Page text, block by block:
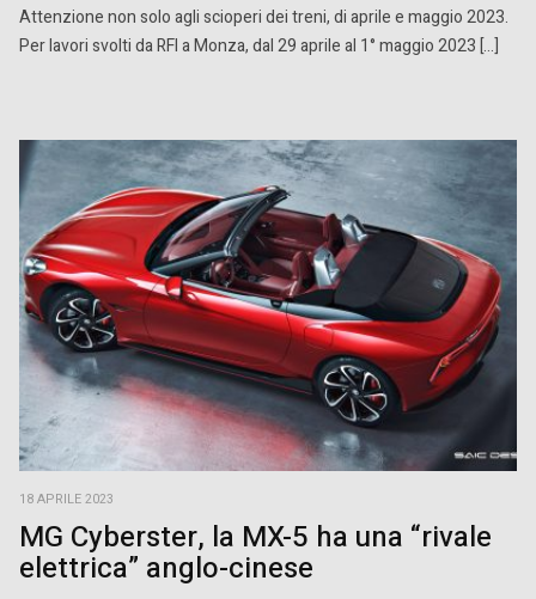
Attenzione non solo agli scioperi dei treni, di aprile e maggio 2023.
Per lavori svolti da RFI a Monza, dal 29 aprile al 1° maggio 2023 […]
18 APRILE 2023
MG Cyberster, la MX-5 ha una “rivale
elettrica” anglo-cinese